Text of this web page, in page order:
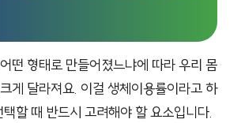
떤 형태로 만들어졌느냐에 따라 우리 몸
게 달라져요. 이걸 생체이용률이라고 하
할 때 반드시 고려해야 할 요소입니다.